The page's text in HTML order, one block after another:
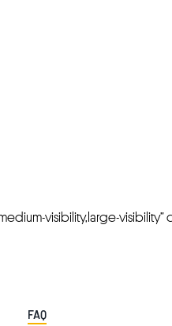
visibility,large-visibility”
FAQ